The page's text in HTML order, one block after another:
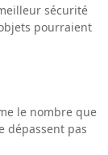
sécurité
pourraient
le nombre que
dépassent pas